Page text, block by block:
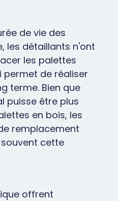
de vie des
les détaillants n'ont
les palettes
permet de réaliser
terme. Bien que
puisse être plus
en bois, les
remplacement
cette
offrent